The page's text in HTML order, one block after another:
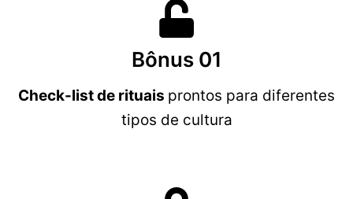
Bônus 01
Check-list de rituais prontos para diferentes
tipos de cultura